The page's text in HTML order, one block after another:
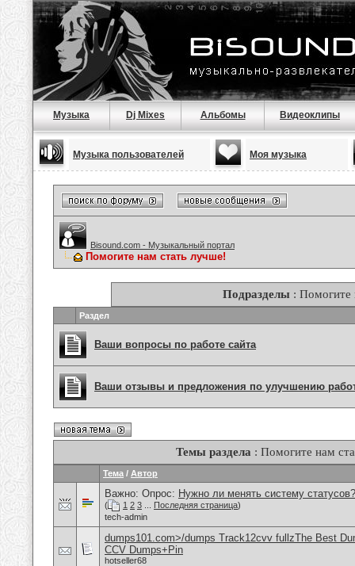
Музыка Dj Mixes Альбомы Видеоклипы
Музыка пользователей Моя музыка
Bisound.com - Музыкальный портал
Помогите нам стать лучше!
Подразделы : Помогите
Раздел
Ваши вопросы по работе сайта
Ваши отзывы и предложения по улучшению
Темы раздела : Помогите нам
Тема / Автор
Важно: Опрос: Нужно ли менять систему статусов?
( 1 2 3 Последняя страница)
tech-admin
dumps101.com>/dumps Track12cvv fullzThe Best
CCV Dumps+Pin
hotseller68